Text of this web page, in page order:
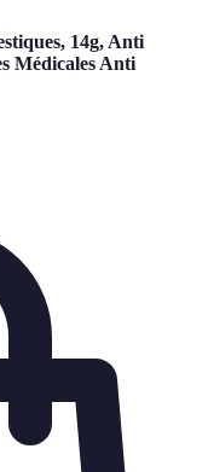
14g, Anti
Médicales Anti